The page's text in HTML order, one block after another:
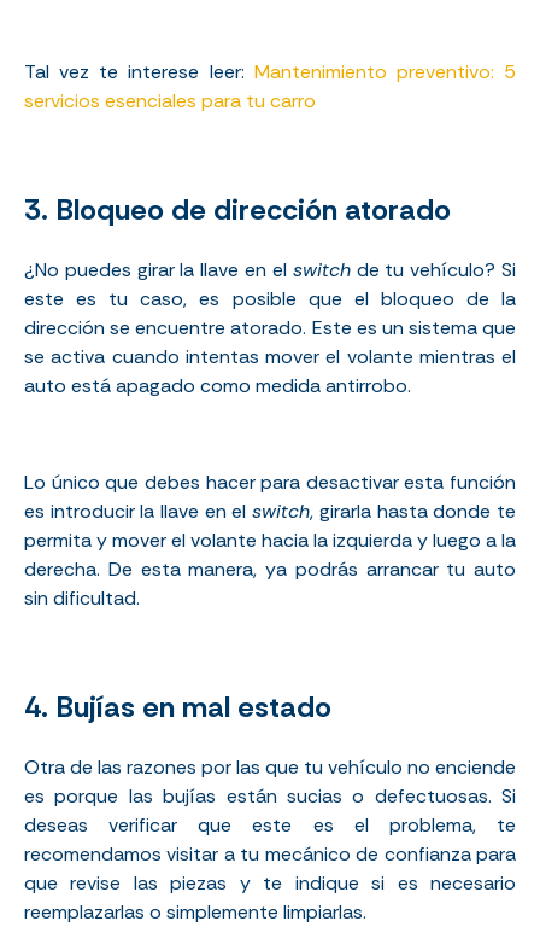
Tal vez te interese leer: Mantenimiento preventivo: 5
servicios esenciales para tu carro
3. Bloqueo de dirección atorado
¿No puedes girar la llave en el switchde tu vehículo? Si
este es tu caso, es posible que el bloqueo de la
dirección se encuentre atorado. Este es un sistema que
se activa cuando intentas mover el volante mientras el
auto está apagado como medida antirrobo.
Lo único que debes hacer para desactivar esta función
es introducir la llave en elswitch, girarla hasta donde te
permita y mover el volante hacia la izquierda y luego a la
derecha. De esta manera, ya podrás arrancar tu auto
sin dificultad.
4. Bujías en mal estado
Otra de las razones por las que tu vehículo no enciende
es porque las bujías están sucias o defectuosas. Si
deseas verificar que este es el problema, te
recomendamos visitar a tu mecánico de confianza para
que revise las piezas y te indique si es necesario
reemplazarlas o simplemente limpiarlas.